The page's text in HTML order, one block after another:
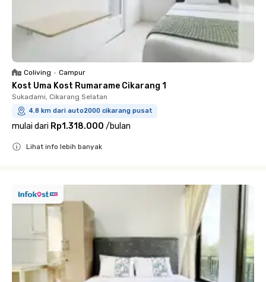
Coliving • Campur
Kost Uma Kost Rumarame Cikarang 1
Sukadami, Cikarang Selatan
4.8 km dari auto2000 cikarang pusat
mulai dari Rp1.318.000 /bulan
Lihat info lebih banyak